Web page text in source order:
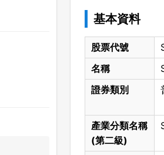
基本資料
股票代號
名稱
證券類別
產業分類名稱
(第二級)